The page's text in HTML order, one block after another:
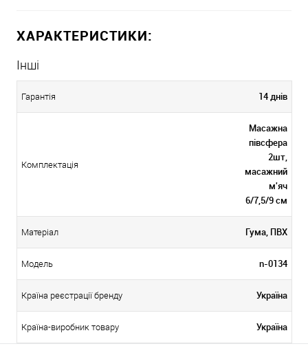
ХАРАКТЕРИСТИКИ:
Інші
Гарантія 14 днів
Комплектація
Масажна
півсфера
2шт,
масажний
м'яч
6/7,5/9 см
Матеріал Гума, ПВХ
Модель n-0134
Країна реєстрації бренду Україна
Країна-виробник товару Україна